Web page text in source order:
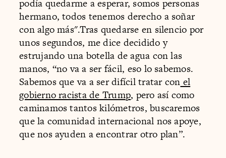
podía quedarme a esperar, somos personas
hermano, todos tenemos derecho a soñar
con algo más".Tras quedarse en silencio por
unos segundos, me dice decidido y
estrujando una botella de agua con las
manos, “no va a ser fácil, eso lo sabemos.
Sabemos que va a ser difícil tratar con el
gobierno racista de Trump, pero así como
caminamos tantos kilómetros, buscaremos
que la comunidad internacional nos apoye,
que nos ayuden a encontrar otro plan”.